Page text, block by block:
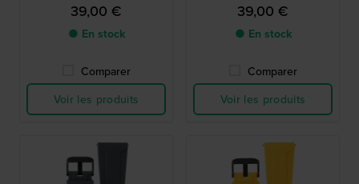
39,00 €
● En stock
Comparer
Voir les produits
39,00 €
● En stock
Comparer
Voir les produits